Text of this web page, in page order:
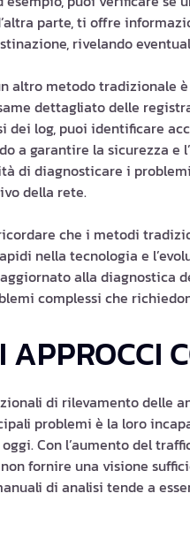
parte, ti offre
rivelando
altro metodo tradizionale
dettagliato delle
dei log, puoi identificare
a garantire la sicurezza
di diagnosticare i
della rete.
che i metodi
nella tecnologia e
alla diagnostica
complessi che
APPROCCI
di rilevamento delle
problemi è la loro
Con l’aumento del
fornire una visione
di analisi tende a